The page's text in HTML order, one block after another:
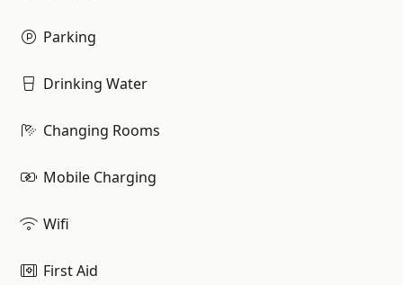
Parking
Drinking Water
Changing Rooms
Mobile Charging
Wifi
First Aid